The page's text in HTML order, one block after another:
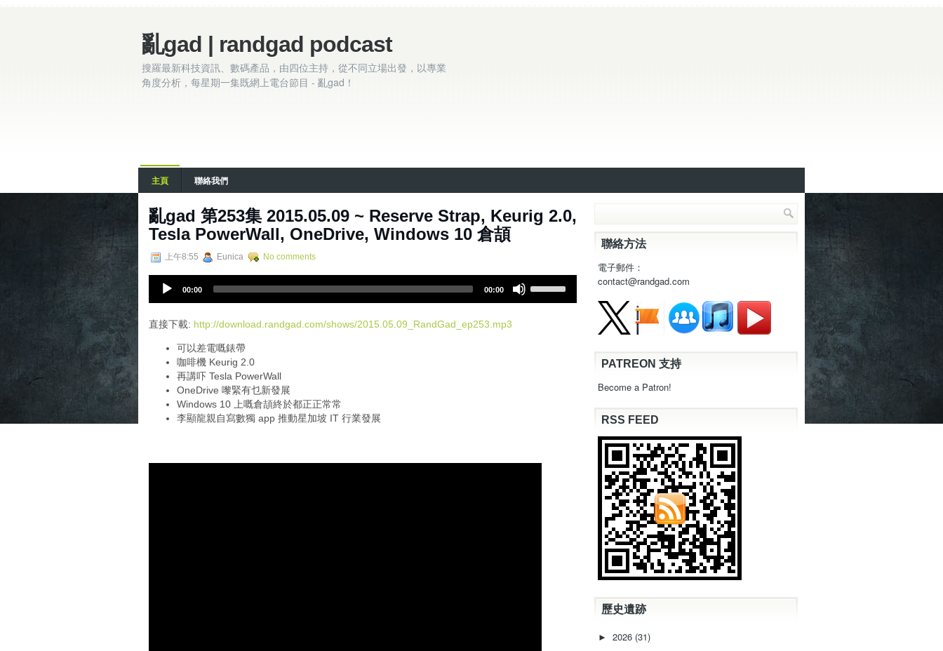
亂gad | randgad podcast
搜羅最新科技資訊、數碼產品，由四位主持，從不同立場出發，以專業
角度分析，每星期一集既網上電台節目 - 亂gad！
主頁 聯絡我們
亂gad 第253集 2015.05.09 ~ Reserve Strap, Keurig 2.0,
Tesla PowerWall, OneDrive, Windows 10 倉頡
上午8:55 Eunica No comments
i
00:00 00:00
s
o
直接下載: http://download.randgad.com/shows/2015.05.09_RandGad_ep253.mp3
可以差電嘅錶帶
咖啡機 Keurig 2.0
再講吓 Tesla PowerWall
OneDrive 嚟緊有乜新發展
Windows 10 上嘅倉頡終於都正正常常
李顯龍親自寫數獨 app 推動星加坡 IT 行業發展
聯絡方法
電子郵件：
contact@randgad.com
PATREON 支持
Become a Patron!
RSS FEED
歷史遺跡
► 2026 (31)